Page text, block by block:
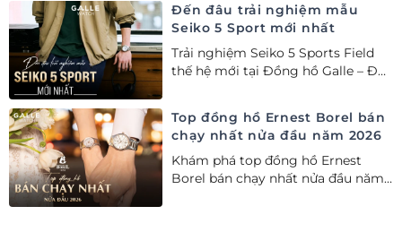
Đến đâu trải nghiệm mẫu
Seiko 5 Sport mới nhất
Trải nghiệm Seiko 5 Sports Field
thế hệ mới tại Đồng hồ Galle – Đại
Top đồng hồ Ernest Borel bán
chạy nhất nửa đầu năm 2026
Khám phá top đồng hồ Ernest
Borel bán chạy nhất nửa đầu năm